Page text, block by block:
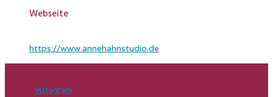
Webseite
https://www.annehahnstudio.de
Instagram